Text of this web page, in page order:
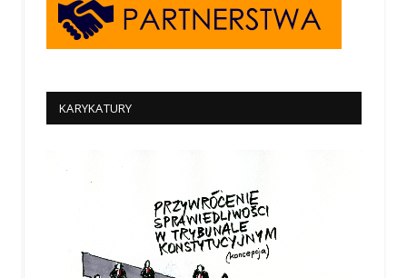
KARYKATURY